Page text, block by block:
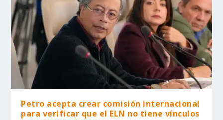
Petro acepta crear comisión internacional
para verificar que el ELN no tiene vínculos